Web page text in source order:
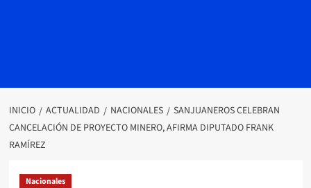
INICIO ACTUALIDAD NACIONALES
SANJUANEROS CELEBRAN
CANCELACIÓN DE PROYECTO MINERO, AFIRMA DIPUTADO FRANK
RAMÍREZ
Nacionales